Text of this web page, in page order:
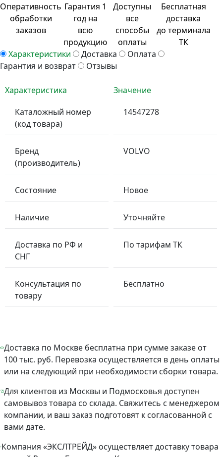
Оперативность
обработки
заказов
Гарантия 1
год на
всю
продукцию
Доступны
все
способы
оплаты
Бесплатная
доставка
до терминала
ТК
Характеристики
Доставка
Оплата
Гарантия и возврат
Отзывы
Характеристика
Значение
Каталожный номер
(код товара)
14547278
Бренд
(производитель)
VOLVO
Состояние Новое
Наличие Уточняйте
Доставка по РФ и
СНГ
По тарифам ТК
Консультация по
товару
Бесплатно
Доставка по Москве бесплатна при сумме заказе от
100 тыс. руб. Перевозка осуществляется в день оплаты
или на следующий при необходимости сборки товара.
Для клиентов из Москвы и Подмосковья доступен
самовывоз товара со склада. Свяжитесь с менеджером
компании, и ваш заказ подготовят к согласованной с
вами дате.
Компания «ЭКСЛТРЕЙД» осуществляет доставку товара